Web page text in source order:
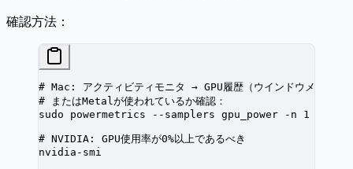
確認方法：
# Mac: アクティビティモニタ → GPU履歴（ウインドウメニュー
# またはMetalが使われているか確認：
sudo powermetrics --samplers gpu_power -n 1
# NVIDIA: GPU使用率が0%以上であるべき
nvidia-smi